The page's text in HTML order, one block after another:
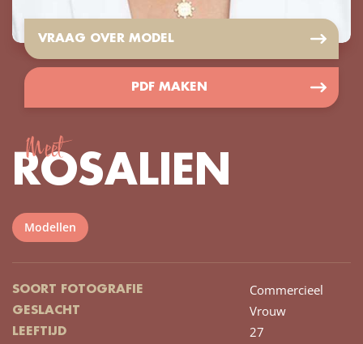
VRAAG OVER MODEL
PDF MAKEN
Meet
ROSALIEN
Modellen
SOORT FOTOGRAFIE Commercieel
GESLACHT Vrouw
LEEFTIJD 27